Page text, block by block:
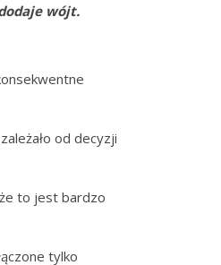
wójt.
od decyzji
to jest bardzo
tylko